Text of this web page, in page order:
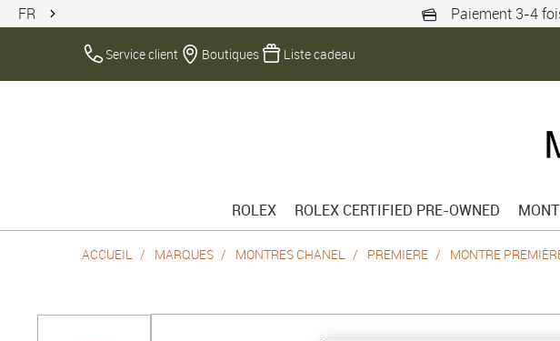
FR Paiement 3-4
Service client Boutiques Liste cadeau
ROLEX ROLEX CERTIFIED PRE-OWNED
ACCUEIL MARQUES MONTRES CHANEL PREMIERE MONTRE